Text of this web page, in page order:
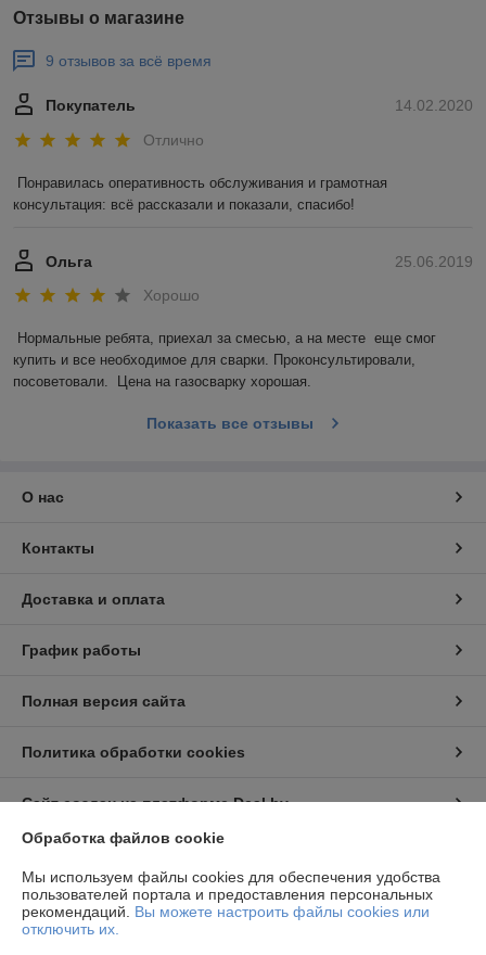
Отзывы о магазине
9 отзывов за всё время
14.02.2020
Покупатель
Отлично
Понравилась оперативность обслуживания и грамотная
консультация: всё рассказали и показали, спасибо!
25.06.2019
Ольга
Хорошо
Нормальные ребята, приехал за смесью, а на месте  еще смог
купить и все необходимое для сварки. Проконсультировали,
посоветовали.  Цена на газосварку хорошая.
Показать все отзывы
О нас
Контакты
Доставка и оплата
График работы
Полная версия сайта
Политика обработки cookies
Сайт создан на платформе Deal.by
Информация для покупателя
Юридическое лицо:ООО "Центр газа и сварки"
223056,Минский р-н,п.Юбилейный,ул.Коммунальная,д4а, офис 1
Обработка файлов cookie
Мы используем файлы cookies для обеспечения удобства
пользователей портала и предоставления персональных
рекомендаций. Вы можете настроить файлы cookies или
отключить их.